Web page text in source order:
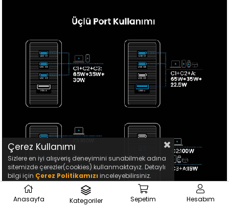
Çerez Kullanımı
Sizlere en iyi alışveriş deneyimini sunabilmek adına
sitemizde çerezler(cookies) kullanmaktayız. Detaylı
bilgi için Çerez Politikamızı inceleyebilirsiniz.
Anasayfa Kategoriler Sepetim Hesabım
₺4.799,00 Sepete Ekle